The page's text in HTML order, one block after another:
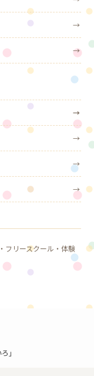
→
→
→
→
→
→
フリースクール・体験
」